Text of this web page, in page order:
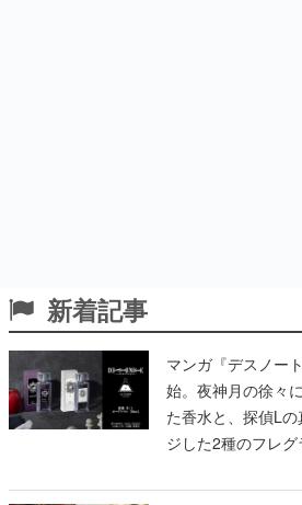
新着記事
マンガ『デスノー
始。夜神月の徐々
た香水と、探偵L
ジした2種のフレグ